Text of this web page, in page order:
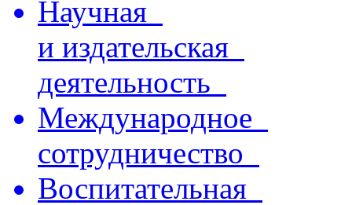
Научная
и издательская
деятельность
Международное
сотрудничество
Воспитательная